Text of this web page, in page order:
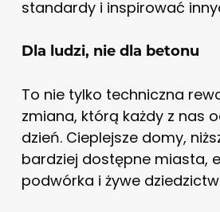
standardy i inspirować
Dla ludzi, nie dla betonu
To nie tylko techniczna
zmiana, którą każdy z nas
dzień. Cieplejsze domy,
bardziej dostępne miasta,
podwórka i żywe